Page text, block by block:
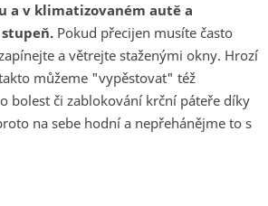
a v klimatizovaném autě a
Pokud přecijen musíte často
a větrejte staženými okny. Hrozí
můžeme "vypěstovat" též
bolest či zablokování krční páteře díky
na sebe hodní a nepřehánějme to s